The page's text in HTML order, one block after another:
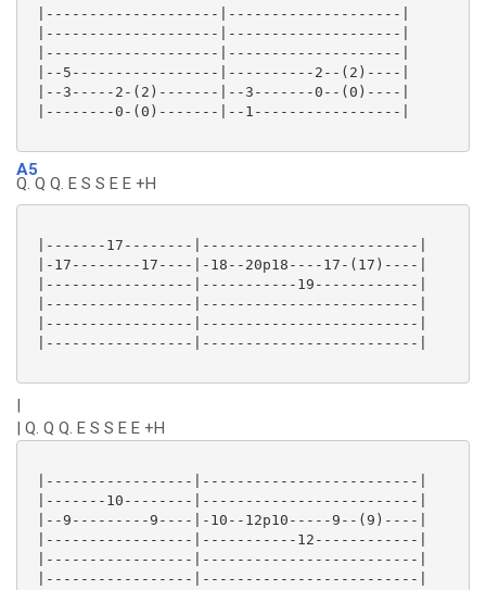
|--------------------|--------------------|
|--------------------|--------------------|
|--------------------|--------------------|
|--5-----------------|----------2--(2)----|
|--3-----2-(2)-------|--3-------0--(0)----|
|--------0-(0)-------|--1-----------------|
A5
Q. Q Q. E S S E E +H
|-------17--------|-------------------------|
|-17--------17----|-18--20p18----17-(17)----|
|-----------------|-----------19------------|
|-----------------|-------------------------|
|-----------------|-------------------------|
|-----------------|-------------------------|
|
| Q. Q Q. E S S E E +H
|-----------------|-------------------------|
|-------10--------|-------------------------|
|--9---------9----|-10--12p10-----9--(9)----|
|-----------------|-----------12------------|
|-----------------|-------------------------|
|-----------------|-------------------------|